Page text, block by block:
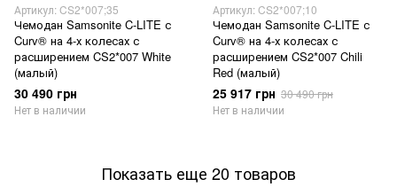
Артикул: CS2*007;35
Чемодан Samsonite C-LITE с
Curv® на 4-х колесах с
расширением CS2*007 White
(малый)
30 490 грн
Нет в наличии
Артикул: CS2*007;10
Чемодан Samsonite C-LITE с
Curv® на 4-х колесах с
расширением CS2*007 Chili
Red (малый)
25 917 грн 30 490 грн
Нет в наличии
Показать еще 20 товаров